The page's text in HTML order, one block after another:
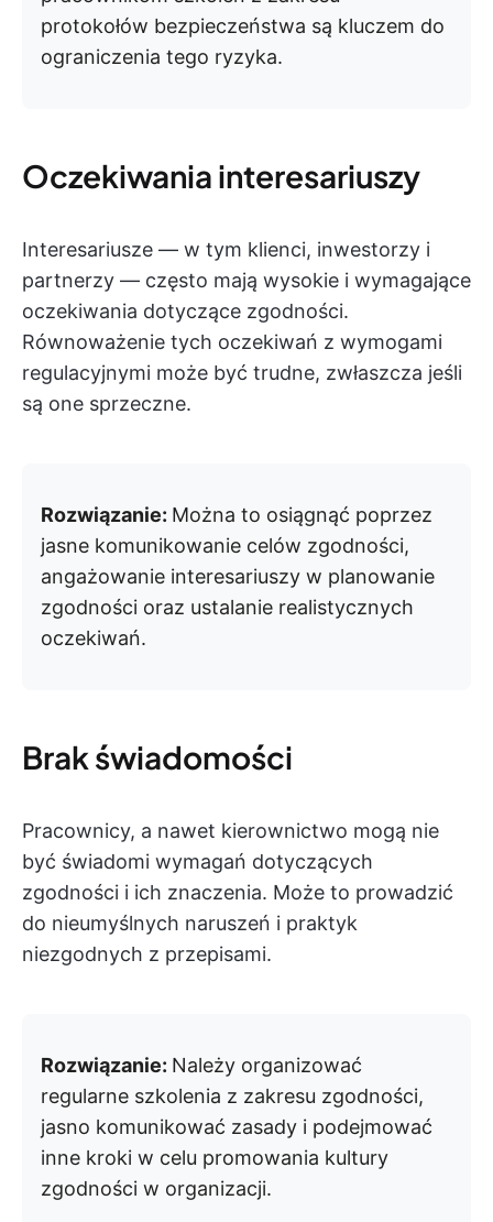
protokołów bezpieczeństwa są kluczem do
ograniczenia tego ryzyka.
Oczekiwania interesariuszy
Interesariusze — w tym klienci, inwestorzy i
partnerzy — często mają wysokie i wymagające
oczekiwania dotyczące zgodności.
Równoważenie tych oczekiwań z wymogami
regulacyjnymi może być trudne, zwłaszcza jeśli
są one sprzeczne.
Rozwiązanie: Można to osiągnąć poprzez
jasne komunikowanie celów zgodności,
angażowanie interesariuszy w planowanie
zgodności oraz ustalanie realistycznych
oczekiwań.
Brak świadomości
Pracownicy, a nawet kierownictwo mogą nie
być świadomi wymagań dotyczących
zgodności i ich znaczenia. Może to prowadzić
do nieumyślnych naruszeń i praktyk
niezgodnych z przepisami.
Rozwiązanie: Należy organizować
regularne szkolenia z zakresu zgodności,
jasno komunikować zasady i podejmować
inne kroki w celu promowania kultury
zgodności w organizacji.